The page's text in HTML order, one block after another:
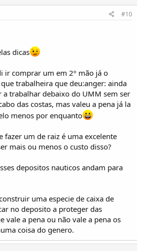
#10
dicas
ir comprar um em 2º mão já o
trabalheira que deu:anger: ainda
a trabalhar debaixo do UMM sem ser
das costas, mas valeu a pena já la
menos por enquanto
fazer um de raiz é uma excelente
mais ou menos o custo disso?
depositos nauticos andam para
uma especie de caixa de
no deposito a proteger das
vale a pena ou não vale a pena os
coisa do genero.